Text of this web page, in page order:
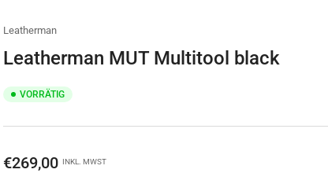
Leatherman
Leatherman MUT Multitool black
VORRÄTIG
Normaler
€269,00 INKL. MWST